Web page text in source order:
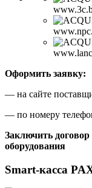
Оформить заявку:
— на сайте
— по номеру
Заключить договор
оборудования
Smart-касса